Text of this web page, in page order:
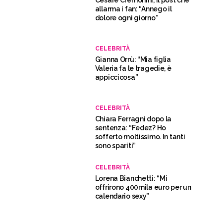
allarma i fan: “Annego il
dolore ogni giorno”
CELEBRITÀ
Gianna Orrù: “Mia figlia
Valeria fa le tragedie, è
appiccicosa”
CELEBRITÀ
Chiara Ferragni dopo la
sentenza: “Fedez? Ho
sofferto moltissimo. In tanti
sono spariti”
CELEBRITÀ
Lorena Bianchetti: “Mi
offrirono 400mila euro per un
calendario sexy”